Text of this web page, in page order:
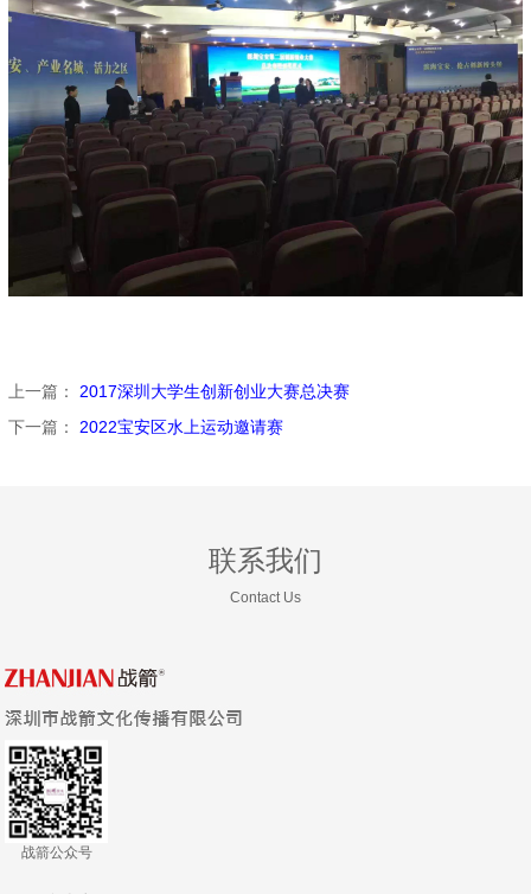
上一篇：
2017深圳大学生创新创业大赛总决赛
下一篇：
2022宝安区水上运动邀请赛
联系我们
Contact Us
战箭公众号